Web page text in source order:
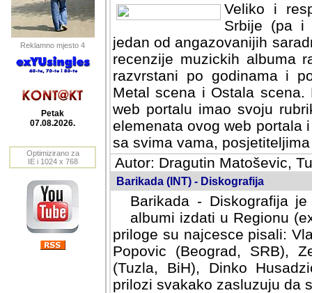
Reklamno mjesto 4
Petak
07.08.2026.
Optimizirano za
IE i 1024 x 768
Veliko i
Srbije (pa i
jedan od angazovanijih
recenzije muzickih albuma
razvrstani po godinama i po
scena i Ostala scena.
portalu imao svoju
elemenata ovog web portala
sa svima vama,
Autor: Dragutin Matoševic,
Barikada (INT) - Diskografija
Barikada - Diskografija
albumi izdati u Regionu
priloge su najcesce pisali:
Popovic (Beograd, SRB),
(Tuzla, BiH), Dinko
prilozi svakako zasluzuju da